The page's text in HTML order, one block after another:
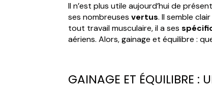
Il n’est plus utile aujourd’hui de
ses nombreusesvertus. Il semble
tout travail musculaire, il a ses
aériens. Alors, gainage et équilibre :
GAINAGE ET ÉQUILIBRE :